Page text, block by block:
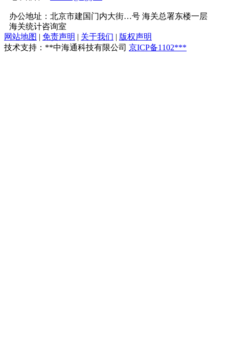
办公地址：北京市建国门内大街…号 海关总署东楼一层
海关统计咨询室
网站地图 | 免责声明 | 关于我们 | 版权声明
技术支持：**中海通科技有限公司 京ICP备1102***